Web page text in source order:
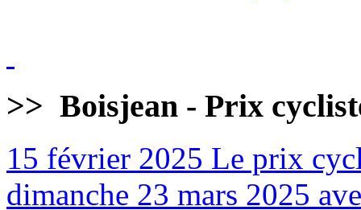
>> Boisjean - Prix
15 février 2025 Le prix
dimanche 23 mars 2025